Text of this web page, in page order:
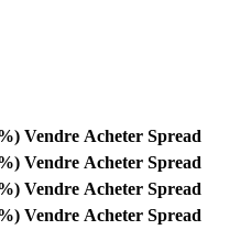
Vendre Acheter Spread
Vendre Acheter Spread
Vendre Acheter Spread
Vendre Acheter Spread